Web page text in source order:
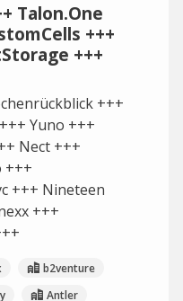
Talon.One
+++
+++
+++
Yuno +++
Nect +++
+++
+++ Nineteen
+++
b2venture
Antler